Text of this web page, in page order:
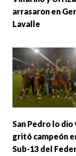
arrasaron en
Lavalle
San Pedro lo
gritó campeón
Sub-13 del